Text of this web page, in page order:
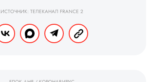
ИСТОЧНИК: ТЕЛЕКАНАЛ FRANCE 2